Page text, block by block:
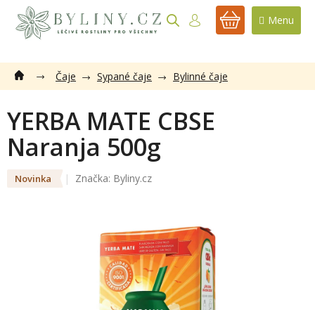
obsah
NÁKUPNÍ
Čaje Sypané čaje Bylinné čaje
YERBA MATE CBSE
Naranja 500g
Novinka Značka: Byliny.cz